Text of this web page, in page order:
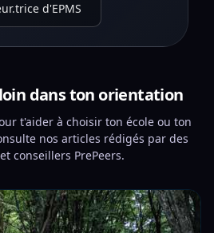
d'EPMS
dans ton orientation
t'aider à choisir ton école ou ton
nos articles rédigés par des
conseillers PrePeers.